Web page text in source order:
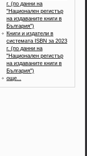
г. (по данни на
"Национален регистър
на издаваните книги в
България")
Книги и издатели в
системата ISBN за 2023
г. (по данни на
"Национален регистър
на издаваните книги в
България")
още...